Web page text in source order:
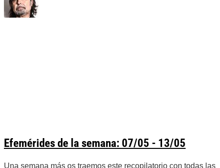
Efemérides de la semana: 07/05 - 13/05
Una semana más os traemos este recopilatorio con todas las